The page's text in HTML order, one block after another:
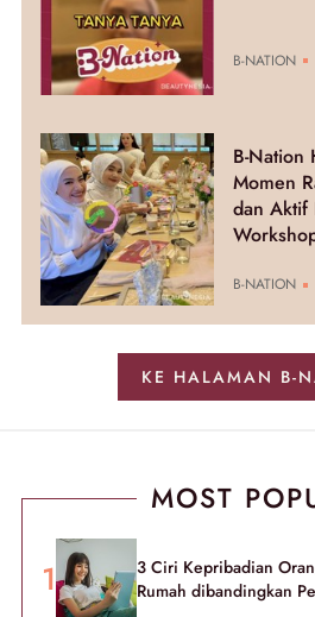
B-NATION
B-Nation
Momen
dan Aktif
B-NATION
KE HALAMAN B-
MOST
3 Ciri Kepribadian
Rumah dibandingkan